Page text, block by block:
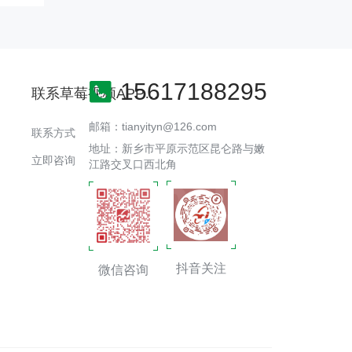
联系草莓视频APP官网
联系方式
立即咨询
15617188295
邮箱：tianyityn@126.com
地址：新乡市平原示范区昆仑路与嫩
江路交叉口西北角
微信咨询 抖音关注